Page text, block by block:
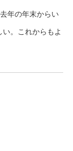
年の年末からい
。これからもよ